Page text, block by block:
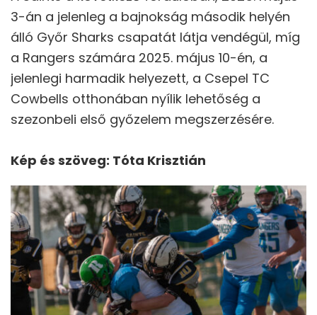
3-án a jelenleg a bajnokság második helyén
álló Győr Sharks csapatát látja vendégül, míg
a Rangers számára 2025. május 10-én, a
jelenlegi harmadik helyezett, a Csepel TC
Cowbells otthonában nyílik lehetőség a
szezonbeli első győzelem megszerzésére.
Kép és szöveg: Tóta Krisztián